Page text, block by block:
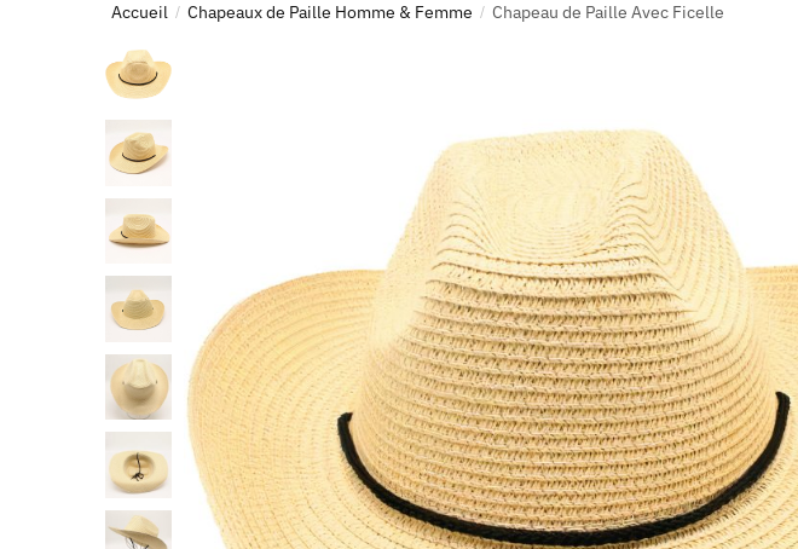
Accueil / Chapeaux de Paille Homme & Femme / Chapeau de Paille Avec Ficelle